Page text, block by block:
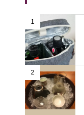
1
2